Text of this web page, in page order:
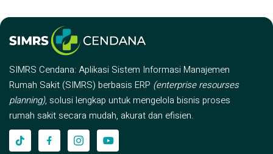
SIMRS Cendana: Aplikasi Sistem Informasi Manajemen
Rumah Sakit (SIMRS) berbasis ERP (enterprise resourses
planning), solusi lengkap untuk mengelola bisnis proses
rumah sakit secara mudah, akurat dan efisien.